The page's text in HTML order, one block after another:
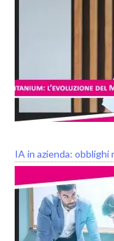
IA in azienda: